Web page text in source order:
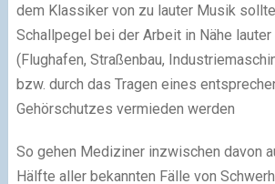
dem Klassiker von zu lauter Musik
Schallpegel bei der Arbeit in Nähe
(Flughafen, Straßenbau,
bzw. durch das Tragen eines
Gehörschutzes vermieden werden
So gehen Mediziner inzwischen davon
Hälfte aller bekannten Fälle von